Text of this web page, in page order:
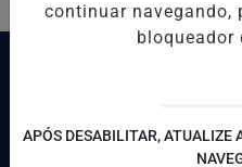
continuar navegando,
bloqueador
APÓS DESABILITAR, ATUALIZE